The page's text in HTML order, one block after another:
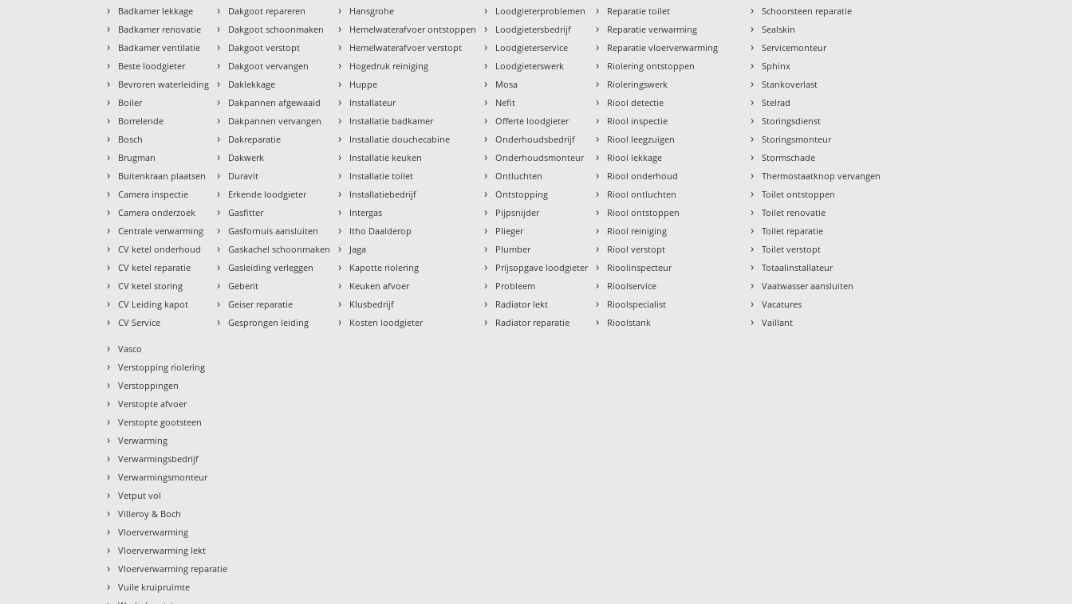
› Badkamer lekkage
› Badkamer renovatie
› Badkamer ventilatie
› Beste loodgieter
› Bevroren waterleiding
› Boiler
› Borrelende
› Bosch
› Brugman
› Buitenkraan plaatsen
› Camera inspectie
› Camera onderzoek
› Centrale verwarming
› CV ketel onderhoud
› CV ketel reparatie
› CV ketel storing
› CV Leiding kapot
› CV Service
› Dakgoot repareren
› Dakgoot schoonmaken
› Dakgoot verstopt
› Dakgoot vervangen
› Daklekkage
› Dakpannen afgewaaid
› Dakpannen vervangen
› Dakreparatie
› Dakwerk
› Duravit
› Erkende loodgieter
› Gasfitter
› Gasfornuis aansluiten
› Gaskachel schoonmaken
› Gasleiding verleggen
› Geberit
› Geiser reparatie
› Gesprongen leiding
› Hansgrohe
› Hemelwaterafvoer ontstoppen
› Hemelwaterafvoer verstopt
› Hogedruk reiniging
› Huppe
› Installateur
› Installatie badkamer
› Installatie douchecabine
› Installatie keuken
› Installatie toilet
› Installatiebedrijf
› Intergas
› Itho Daalderop
› Jaga
› Kapotte riolering
› Keuken afvoer
› Klusbedrijf
› Kosten loodgieter
› Loodgieterproblemen
› Loodgietersbedrijf
› Loodgieterservice
› Loodgieterswerk
› Mosa
› Nefit
› Offerte loodgieter
› Onderhoudsbedrijf
› Onderhoudsmonteur
› Ontluchten
› Ontstopping
› Pijpsnijder
› Plieger
› Plumber
› Prijsopgave loodgieter
› Probleem
› Radiator lekt
› Radiator reparatie
› Reparatie toilet
› Reparatie verwarming
› Reparatie vloerverwarming
› Riolering ontstoppen
› Rioleringswerk
› Riool detectie
› Riool inspectie
› Riool leegzuigen
› Riool lekkage
› Riool onderhoud
› Riool ontluchten
› Riool ontstoppen
› Riool reiniging
› Riool verstopt
› Rioolinspecteur
› Rioolservice
› Rioolspecialist
› Rioolstank
› Schoorsteen reparatie
› Sealskin
› Servicemonteur
› Sphinx
› Stankoverlast
› Stelrad
› Storingsdienst
› Storingsmonteur
› Stormschade
› Thermostaatknop vervangen
› Toilet ontstoppen
› Toilet renovatie
› Toilet reparatie
› Toilet verstopt
› Totaalinstallateur
› Vaatwasser aansluiten
› Vacatures
› Vaillant
› Vasco
› Verstopping riolering
› Verstoppingen
› Verstopte afvoer
› Verstopte gootsteen
› Verwarming
› Verwarmingsbedrijf
› Verwarmingsmonteur
› Vetput vol
› Villeroy & Boch
› Vloerverwarming
› Vloerverwarming lekt
› Vloerverwarming reparatie
› Vuile kruipruimte